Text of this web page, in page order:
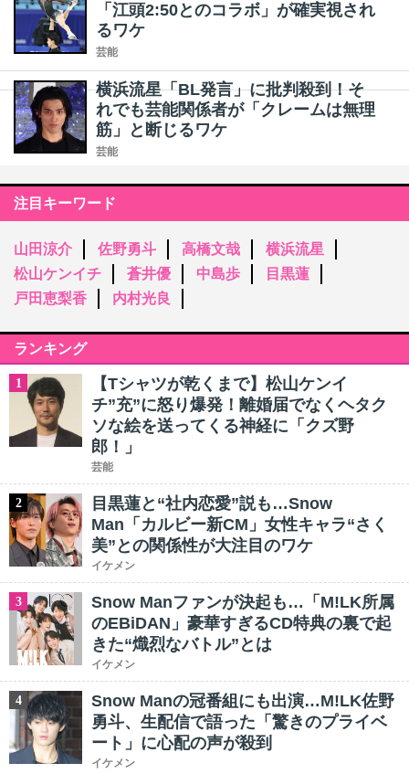
「江頭2:50とのコラボ」が確実視され
るワケ
芸能
横浜流星「BL発言」に批判殺到！そ
れでも芸能関係者が「クレームは無理
筋」と断じるワケ
芸能
注目キーワード
山田涼介 佐野勇斗 高橋文哉
横浜流星
松山ケンイチ
蒼井優 中島歩
目黒蓮
戸田恵梨香
内村光良
ランキング
1
【Tシャツが乾くまで】松山ケンイ
チ”充”に怒り爆発！離婚届でなくヘタク
ソな絵を送ってくる神経に「クズ野
郎！」
芸能
2
目黒蓮と“社内恋愛”説も…Snow
Man「カルビー新CM」女性キャラ“さく
美”との関係性が大注目のワケ
イケメン
3
Snow Manファンが決起も…「M!LK所属
のEBiDAN」豪華すぎるCD特典の裏で起
きた“熾烈なバトル”とは
イケメン
4
Snow Manの冠番組にも出演…M!LK佐野
勇斗、生配信で語った「驚きのプライベ
ート」に心配の声が殺到
イケメン